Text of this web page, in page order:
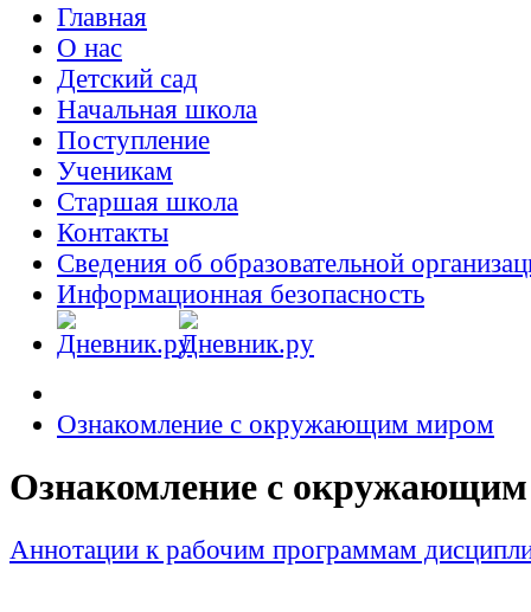
Главная
О нас
Детский сад
Начальная школа
Поступление
Ученикам
Старшая школа
Контакты
Сведения об образовательной
Информационная безопасность
Ознакомление с окружающим миром
Ознакомление с
Аннотации к рабочим программам